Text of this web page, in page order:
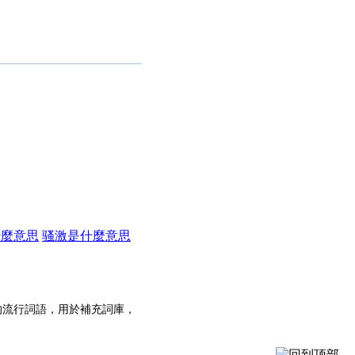
意思 骚激是什麼意思
行詞語，用於補充詞庫，